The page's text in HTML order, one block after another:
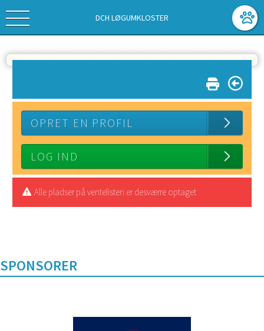
DCH LØGUMKLOSTER
OPRET EN PROFIL
LOG IND
Alle pladser på ventelisten er desværre optaget
SPONSORER